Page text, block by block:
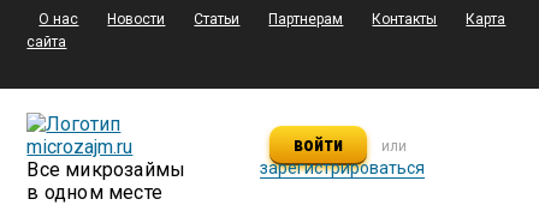
О нас Новости Статьи Партнерам Контакты
Карта
сайта
Все микрозаймы
в одном месте
войти или
зарегистрироваться